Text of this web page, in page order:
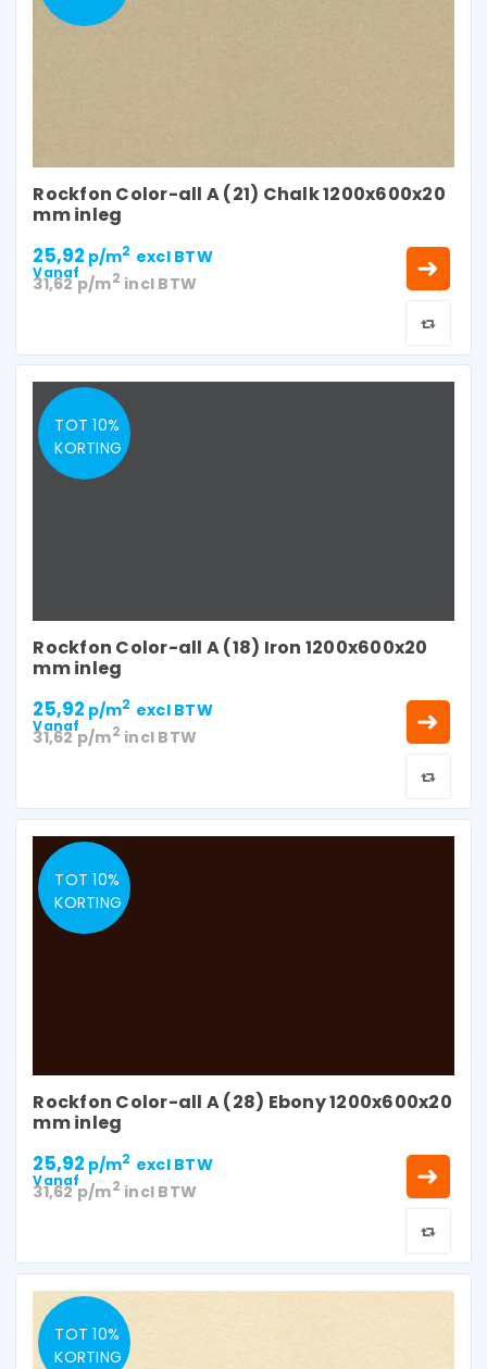
Rockfon Color-all A (21) Chalk 1200x600x20
mm inleg
Vanaf
25,92 p/m2 excl BTW
31,62p/m2 incl BTW
TOT 10%
KORTING
Rockfon Color-all A (18) Iron 1200x600x20
mm inleg
Vanaf
25,92 p/m2 excl BTW
31,62p/m2 incl BTW
TOT 10%
KORTING
Rockfon Color-all A (28) Ebony 1200x600x20
mm inleg
Vanaf
25,92 p/m2 excl BTW
31,62p/m2 incl BTW
TOT 10%
KORTING